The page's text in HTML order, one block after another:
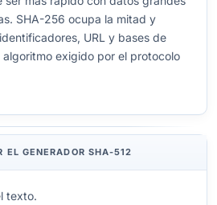
SHA-256 ocupa la mitad y
URL y bases de
algoritmo exigido por el protocolo
EL GENERADOR SHA-512
texto.